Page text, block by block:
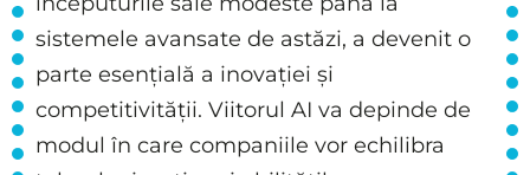
sistemele avansate de astăzi, a devenit o
parte esențială a inovației și
competitivității. Viitorul AI va depinde de
modul în care companiile vor echilibra